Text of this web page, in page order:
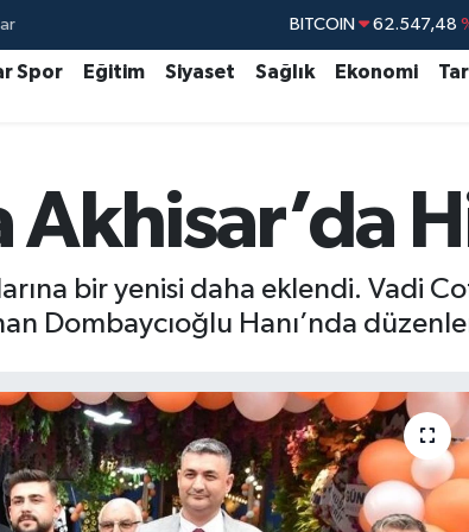
DOLAR 47,5391
EURO 54,7783
BİST100
BITCOIN 62.547,48
Spor Eğitim Siyaset Sağlık Ekonomi
bir yenisi daha eklendi. Vadi
Dombaycıoğlu Hanı’nda